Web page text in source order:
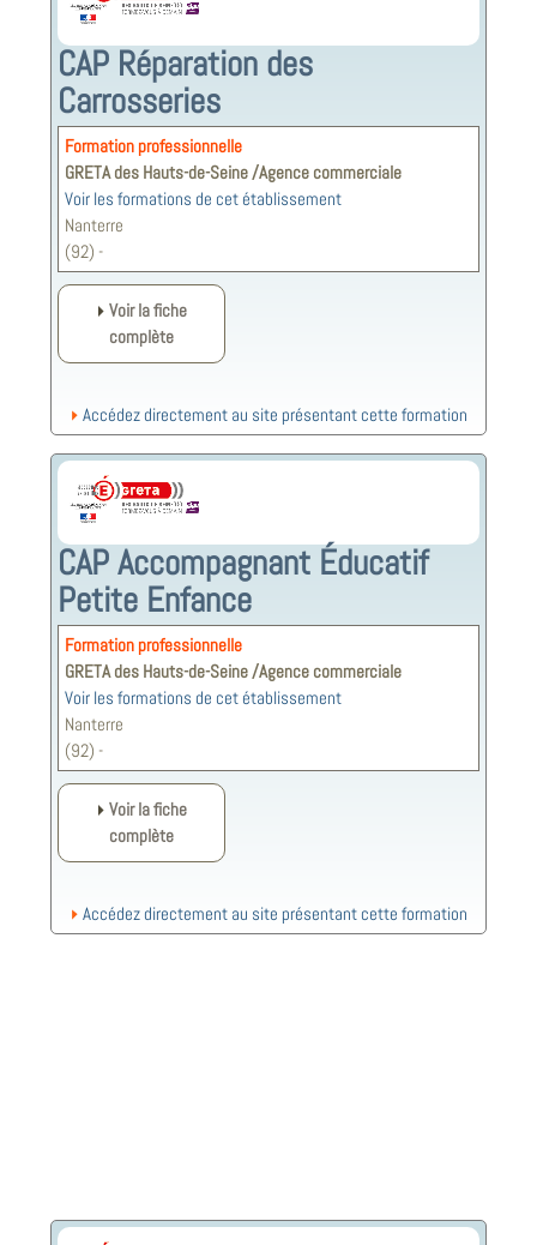
CAP Réparation des
Carrosseries
Formation professionnelle
GRETA des Hauts-de-Seine /Agence commerciale
Voir les formations de cet établissement
Nanterre
(92) -
Voir la fiche
complète
Accédez directement au site présentant cette formation
CAP Accompagnant Éducatif
Petite Enfance
Formation professionnelle
GRETA des Hauts-de-Seine /Agence commerciale
Voir les formations de cet établissement
Nanterre
(92) -
Voir la fiche
complète
Accédez directement au site présentant cette formation